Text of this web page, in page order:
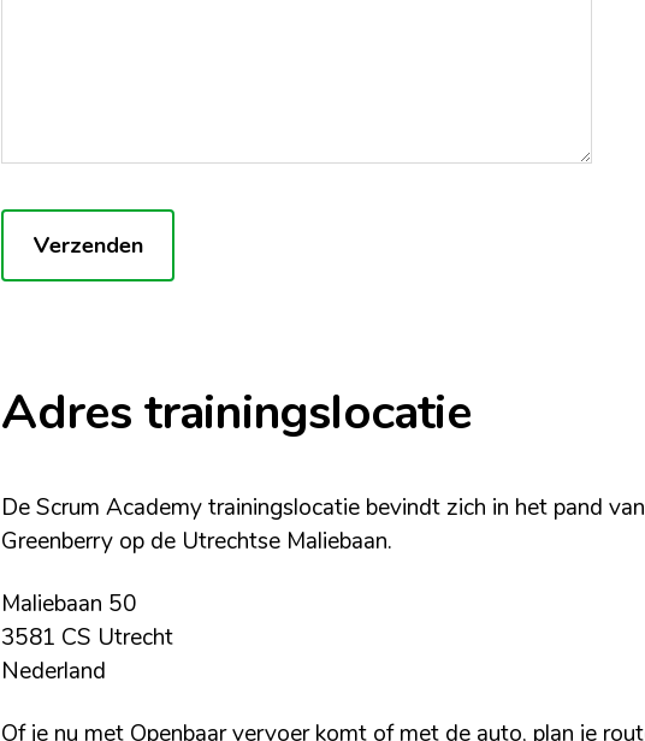
Verzenden
Adres trainingslocatie
De Scrum Academy trainingslocatie bevindt zich in het pand
Greenberry op de Utrechtse Maliebaan.
Maliebaan 50
3581 CS Utrecht
Nederland
Of je nu met Openbaar vervoer komt of met de auto, plan je